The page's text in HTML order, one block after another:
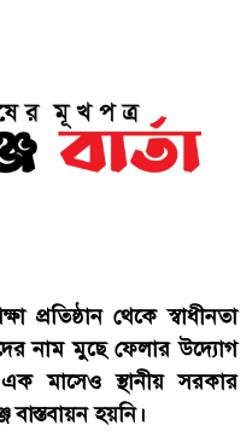
থেকে স্বাধীনতা
নাম মুছে ফেলার উদ্যোগ
মাসেও স্থানীয় সরকার
বাস্তবায়ন হয়নি।